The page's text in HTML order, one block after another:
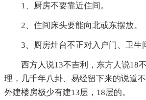
1、厨房不要靠近住间。
2、住间床头要能向北或东摆放。
3、厨房灶台不正对入户门、卫生
西方人说13不吉利，东方人说18
理，几千年八卦、易经留下来的说道
外建楼房极少有建13层，18层的。